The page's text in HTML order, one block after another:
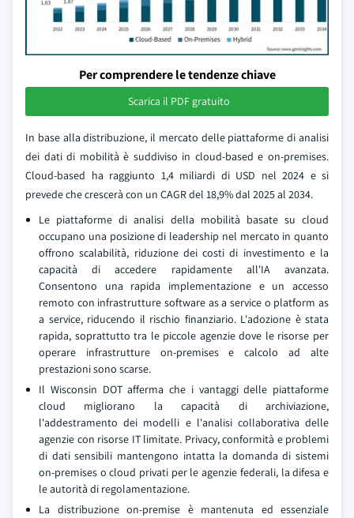
Per comprendere le tendenze chiave
Scarica il PDF gratuito
In base alla distribuzione, il mercato delle piattaforme di analisi
dei dati di mobilità è suddiviso in cloud-based e on-premises.
Cloud-based ha raggiunto 1,4 miliardi di USD nel 2024 e si
prevede che crescerà con un CAGR del 18,9% dal 2025 al 2034.
Le piattaforme di analisi della mobilità basate su cloud
occupano una posizione di leadership nel mercato in quanto
offrono scalabilità, riduzione dei costi di investimento e la
capacità di accedere rapidamente all'IA avanzata.
Consentono una rapida implementazione e un accesso
remoto con infrastrutture software as a service o platform as
a service, riducendo il rischio finanziario. L'adozione è stata
rapida, soprattutto tra le piccole agenzie dove le risorse per
operare infrastrutture on-premises e calcolo ad alte
prestazioni sono scarse.
Il Wisconsin DOT afferma che i vantaggi delle piattaforme
cloud migliorano la capacità di archiviazione,
l'addestramento dei modelli e l'analisi collaborativa delle
agenzie con risorse IT limitate. Privacy, conformità e problemi
di dati sensibili mantengono intatta la domanda di sistemi
on-premises o cloud privati per le agenzie federali, la difesa e
le autorità di regolamentazione.
La distribuzione on-premise è mantenuta ed essenziale